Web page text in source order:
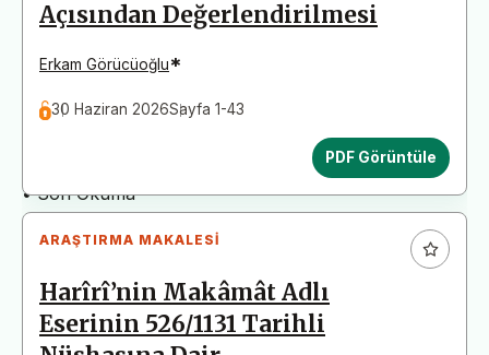
Yayın İnceleme Süreci (Yaklaşık 130 Gün)
• Editör İncelemesi
• Şekilsel ve Etik Ön İnceleme
• Son Okuma
Açısından Değerlendirilmesi
Erkam Görücüoğlu*
30 Haziran 2026Sayfa 1-43
PDF Görüntüle
ARAŞTIRMA MAKALESI
Harîrî’nin Makâmât Adlı
Eserinin 526/1131 Tarihli